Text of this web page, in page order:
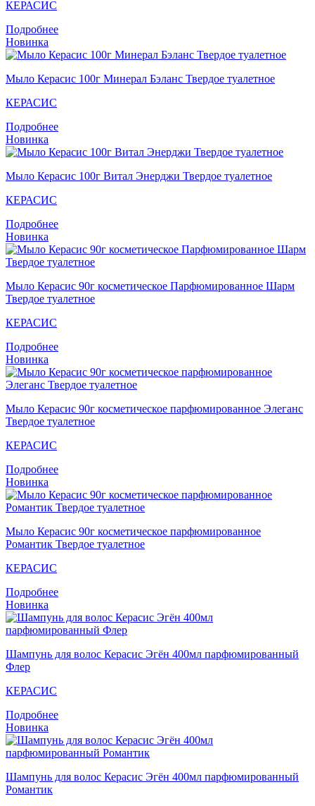
КЕРАСИС
Подробнее
Новинка
Мыло Керасис 100г Минерал Бэланс Твердое туалетное
КЕРАСИС
Подробнее
Новинка
Мыло Кераcис 100г Витал Энерджи Твердое туалетное
КЕРАСИС
Подробнее
Новинка
Мыло Кераcис 90г косметическое Парфюмированное Шарм
Твердое туалетное
КЕРАСИС
Подробнее
Новинка
Мыло Кераcис 90г косметическое парфюмированное Элеганс
Твердое туалетное
КЕРАСИС
Подробнее
Новинка
Мыло Кераcис 90г косметическое парфюмированное
Романтик Твердое туалетное
КЕРАСИС
Подробнее
Новинка
Шампунь для волос Кераcис Эгён 400мл парфюмированный
Флер
КЕРАСИС
Подробнее
Новинка
Шампунь для волос Кераcис Эгён 400мл парфюмированный
Романтик